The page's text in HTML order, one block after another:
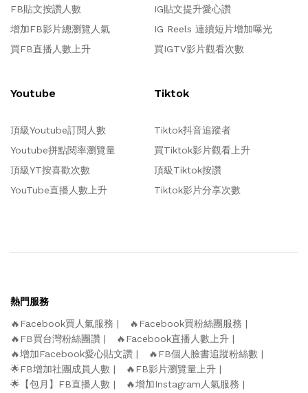
FB貼文按讚人數
增加FB影片總瀏覽人氣
買FB直播人數上升
IG貼文提升愛心讚
IG Reels 連續短片增加曝光
買IGTV影片觀看次數
Youtube
頂級Youtube訂閱人數
Youtube拼點閱率瀏覽量
頂級YT按喜歡次數
YouTube直播人數上升
Tiktok
Tiktok抖音追蹤者
買Tiktok影片觀看上升
頂級Tiktok按讚
Tiktok影片分享次數
熱門服務
🔥Facebook買人氣服務
🔥Facebook買粉絲團服務
🔥FB買台灣粉絲團讚
🔥Facebook直播人數上升
🔥增加Facebook愛心貼文讚
🔥FB個人臉書追蹤粉絲數
🌟FB增加社團成員人數
🔥FB影片瀏覽量上升
🌟【包月】FB直播人數
🔥增加Instagram人氣服務